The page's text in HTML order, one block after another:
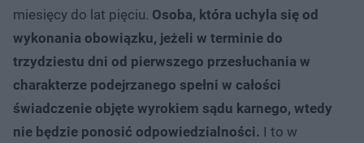
miesięcy do lat pięciu. Osoba, która uchyla się od
wykonania obowiązku, jeżeli w terminie do
trzydziestu dni od pierwszego przesłuchania w
charakterze podejrzanego spełni w całości
świadczenie objęte wyrokiem sądu karnego, wtedy
nie będzie ponosić odpowiedzialności. I to w